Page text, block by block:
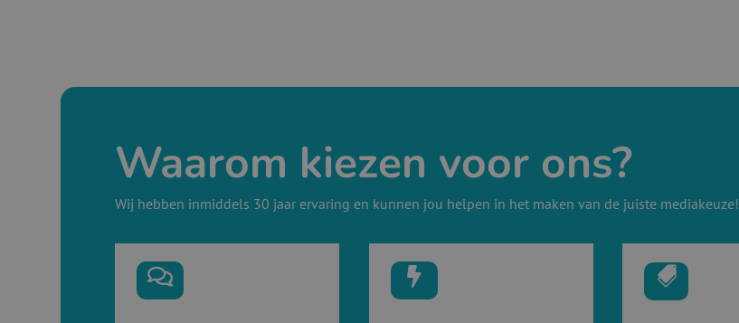
Waarom kiezen voor ons?
Wij hebben inmiddels 30 jaar ervaring en kunnen jou helpen in het maken van de juiste mediakeuze!
  